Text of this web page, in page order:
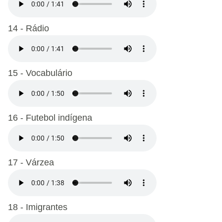
14 - Rádio
15 - Vocabulário
16 - Futebol indígena
17 - Várzea
18 - Imigrantes